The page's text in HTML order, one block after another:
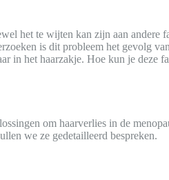
het te wijten kan zijn aan andere
is dit probleem het gevolg
in het haarzakje. Hoe kun je deze
om haarverlies in de
we ze gedetailleerd bespreken.